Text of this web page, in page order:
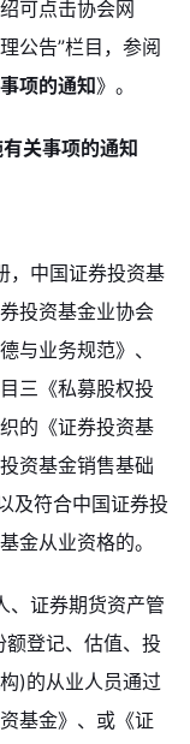
可点击协会网
公告”栏目，参阅
项的通知》。
关事项的通知
，中国证券投资基
投资基金业协会
与业务规范》、
三《私募股权投
的《证券投资基
资基金销售基础
及符合中国证券投
金从业资格的。
、证券期货资产管
登记、估值、投
)的从业人员通过
基金》、或《证